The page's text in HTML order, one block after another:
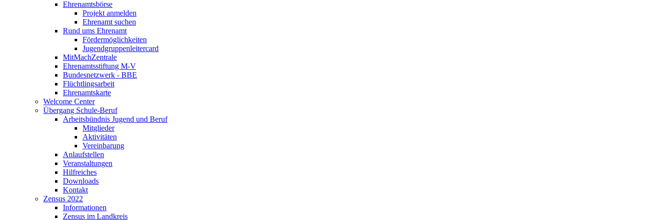
Ehrenamtsbörse
Projekt anmelden
Ehrenamt suchen
Rund ums Ehrenamt
Fördermöglichkeiten
Jugendgruppenleitercard
MitMachZentrale
Ehrenamtsstiftung M-V
Bundesnetzwerk - BBE
Flüchtlingsarbeit
Ehrenamtskarte
Welcome Center
Übergang Schule-Beruf
Arbeitsbündnis Jugend und Beruf
Mitglieder
Aktivitäten
Vereinbarung
Anlaufstellen
Veranstaltungen
Hilfreiches
Downloads
Kontakt
Zensus 2022
Informationen
Zensus im Landkreis